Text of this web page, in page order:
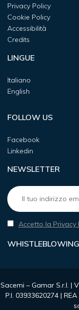
Privacy Policy
Cookie Policy
Accessibilità
Credits
LINGUE
Italiano
English
FOLLOW US
Facebook
Linkedin
NEWSLETTER
Accetto la Privacy
WHISTLEBLOWING
Sacemi – Gamar S.r.l. |
P.I. 03933620274 |